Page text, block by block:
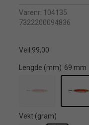
Varenr: 104135
7322200094836
Veil. 99,00
Lengde (mm) 69 mm
Vekt (gram)